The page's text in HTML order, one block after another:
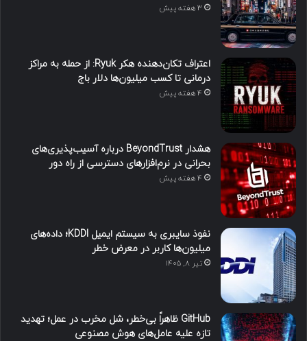
3 هفته پیش
اعتراف تکان‌دهنده هکر Ryuk: از حمله به مراکز
درمانی تا کسب میلیون‌ها دلار باج
4 هفته پیش
هشدار BeyondTrust درباره آسیب‌پذیری‌های
بحرانی در نرم‌افزارهای دسترسی از راه دور
4 هفته پیش
نفوذ سایبری به سیستم ایمیل KDDI؛ داده‌های
میلیون‌ها کاربر در معرض خطر
تیر ۸, ۱۴۰۵
GitHub ظاهراً بی‌خطر، شل مخرب در عمل؛ تهدید
تازه علیه عامل‌های هوش مصنوعی